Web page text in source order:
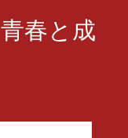
春と成